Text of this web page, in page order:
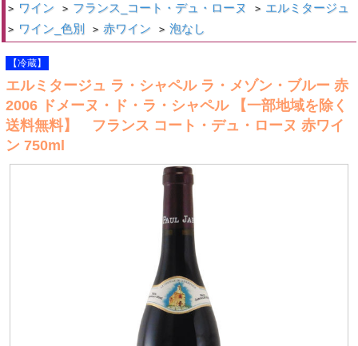
> ワイン > フランス_コート・デュ・ローヌ > エルミタージュ
> ワイン_色別 > 赤ワイン > 泡なし
【冷蔵】
エルミタージュ ラ・シャペル ラ・メゾン・ブルー 赤
2006 ドメーヌ・ド・ラ・シャペル 【一部地域を除く
送料無料】 フランス コート・デュ・ローヌ 赤ワイ
ン 750ml